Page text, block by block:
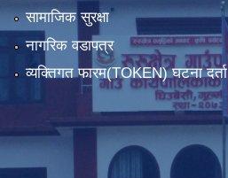
सामाजिक सुरक्षा
नागरिक वडापत्र
व्यक्तिगत फारम(TOKEN) घटना दर्ता